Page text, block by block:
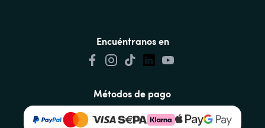
Encuéntranos en
Métodos de pago